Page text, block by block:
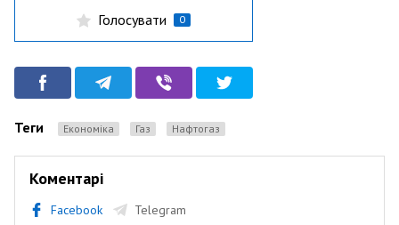
Голосувати 0
Теги Економіка Газ Нафтогаз
Коментарі
Facebook Telegram